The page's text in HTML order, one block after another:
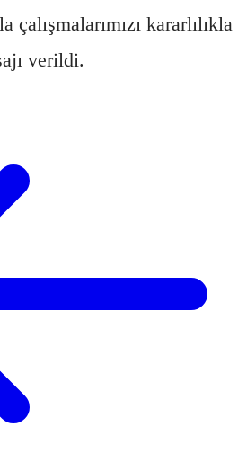
çalışmalarımızı kararlılıkla
verildi.